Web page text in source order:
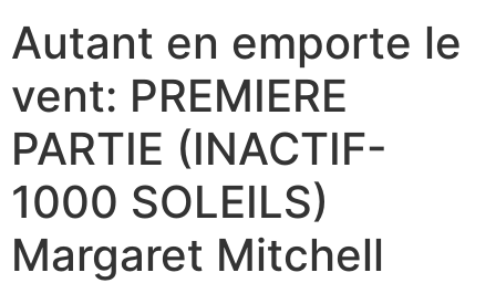
Autant en emporte le
vent: PREMIERE
PARTIE (INACTIF-
1000 SOLEILS)
Margaret Mitchell